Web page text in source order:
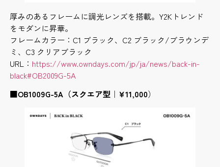
厚みのあるフレームに調光レンズを搭載。Y2Kトレンド
をモダンに昇華。
フレームカラー：C1 ブラック、C2 ブラック/ブラウンデ
ミ、C3 クリアブラック
URL： https://www.owndays.com/jp/ja/news/back-in-
black#OB2009G-5A
■OB1009G-5A（スクエア型｜¥11,000）